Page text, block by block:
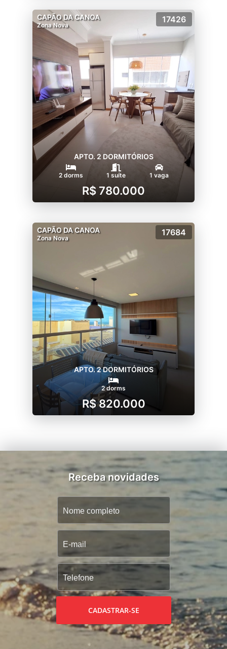
CAPÃO DA CANOA
Zona Nova
17426
APTO. 2 DORMITÓRIOS
2 dorms 1 suíte 1 vaga
R$ 780.000
CAPÃO DA CANOA
Zona Nova
17684
APTO. 2 DORMITÓRIOS
2 dorms
R$ 820.000
Receba novidades
CADASTRAR-SE